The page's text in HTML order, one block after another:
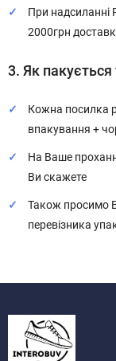
При надсиланні
2000грн
3. Як пакується
Кожна посилка
впакування +
На Ваше
Ви скажете
Також просимо
перевізника